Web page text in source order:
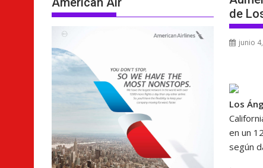
de
junio
Los
en un
según